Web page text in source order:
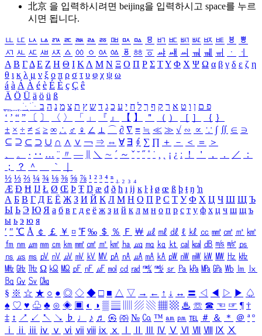
北京 을 입력하시려면 beijing을 입력하시고 space를 누르
시면 됩니다.
ㅥ ㅦ ㅧ ㅨ ㅩ ㅪ ㅫ ㅬ ㅭ ㅮ ㅯ ㅰ ㅱ ㅲ ㅳ ㅴ ㅵ ㅶ ㅷ ㅸ
ㅹ
ㅺ ㅻ ㅼ ㅽ ㅾ ㅿ ㆀ ㆁ ㆂ ㆃ ㆄ ㆅ ㆆ ㆇ ㆈ ㆉ ㆊ ㆋ ㆌ ㆍ
ㆎ
Α Β ΓΔ Ε Ζ Η Θ Ι ΚΛ Μ Ν Ξ Ο Π Ρ Σ ΤΥ Φ Χ Ψ Ω α β γ δ ε ζ η
θ ι κ λ μ ν ξ ο π ρ σ τ υ φ χ ψ ω
á à Á À é è É È ç Ç ê
Ä Ö Ü ä ö ü ß
ִֶֹ ֻּ ׁׂ פ ם ן ו ט א ר ק ף ך ל ח י ע כ ג ד ש ץ ת צ מ נ ה ב
‘ ’ “ ” 〔 〕 〈 〉 「 」 『 』 【 】 ＂ （ ） ［ ］ ｛ ｝
± × ÷ ≠ ≤ ≥ ∞ ∴ ♂ ♀ ∠ ⊥ ⌒ ∂ ∇ ≡ ≒ ≪ ≫ √ ∽ ∝ ∵ ∫ ∬ ∈ ∋
⊆ ⊇ ⊂ ⊃ ∪ ∩ ∧ ∨ ￢ ⇒ ⇔ ∀ ∃ ∮ ∑ ∏ ＋ － ＜ ＝
＞
、
。 · ‥ … ¨ 〃 ― ＼ ∼ ´ ～ ˇ ˘ ˝ ˚ ˙ ¸ ¡ ¿ ː ！ ＇ ， ． ／
：
；
？ ＾ ｀
½ ⅓ ⅔ ¼ ¾ ⅛ ⅜ ⅝ ⅞ ¹ ² ³ ⁴ ⁿ ₁ ₂ ₃ ₄
Æ Ð Ħ Ĳ Ł Ø Œ Þ Ŧ Ŋ æ đ ð ħ ı ĳ ĸ ŀ ł ø œ ß þ ŧ ŋ ŉ
А Б В Г Д Е Ё Ж З И Й К Л М Н О П Р С Т У Ф Х Ц Ч Ш Щ Ъ
Ы Ь Э Ю Я а б в г д е ё ж з и й к л м н о п р с т у ф х ц ч ш щ ъ
ы ь э ю я
′ ″ ℃ Å ￠ ￡ ￥ ¤ ℉ ‰ ＄ ％ Ｆ ￦ ㎕ ㎖ ㎗ ℓ ㎘ ㏄ ㎣ ㎤ ㎥ ㎦
㎙ ㎚ ㎛ ㎜ ㎝ ㎞ ㎟ ㎠ ㎡ ㎢ ㏊ ㎍ ㎎ ㎏ ㏏ ㎈ ㎉ ㏈ ㎧ ㎨ ㎰
㎱ ㎲ ㎳ ㎴ ㎵ ㎶ ㎷ ㎸ ㎹ ㎀ ㎁ ㎂ ㎃ ㎄ ㎺ ㎻ ㎽ ㎾ ㎿ ㎐ ㎑
㎒ ㎓ ㎔ Ω ㏀ ㏁ ㎊ ㎋ ㎌ ㏖ ㏅ ㎭ ㎮ ㎯ ㏛ ㎩ ㎪ ㎫ ㎬ ㏝ ㏐
㏓
㏃ ㏉ ㏜ ㏆
§ ※ ☆ ★ ○ ● ◎ ◇ ◆ □ ■ △ ▽ → ← ↑ ↓ ↔ 〓 ◁ ◀ ▷ ▶ ♤
♠ ♡ ♥ ♧ ♣ ⊙ ◈ ▣ ◐ ◑ ▒ ▤ ▨ ▧ ▦ ▩ ♨ ☏ ☎ ☜ ☞ ¶ †
‡ ↕ ↗ ↙ ↖ ↘ ♭ ♩ ♪ ♬ ㉿ ㈜ № ㏇ ™ ㏂ ㏘ ℡ ＃ ＆ ＊ ＠ ª º
ⅰ
ⅱ ⅲ ⅳ ⅴ ⅵ ⅶ ⅷ ⅸ ⅹ Ⅳ Ⅴ Ⅵ Ⅶ Ⅷ Ⅸ Ⅹ